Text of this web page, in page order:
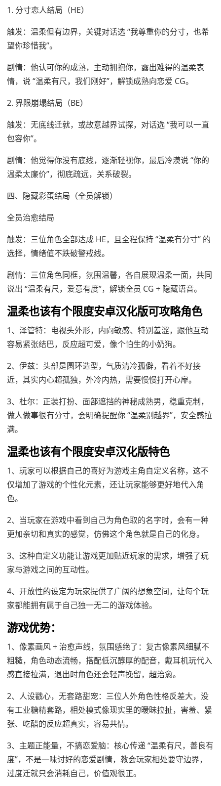
1. 分寸恋人结局（HE）
触发：温柔但有边界，关键对话选 “我尊重你的分寸，也希
望你珍惜我”。
剧情：他认可你的成熟，主动拥抱你，露出难得的温柔表
情，说 “温柔有尺，我们刚好”，解锁成熟向恋爱 CG。
2. 界限崩塌结局（BE）
触发：无底线迁就，或故意越界试探，对话选 “我可以一直
包容你”。
剧情：他觉得你没有底线，逐渐轻视你，最后冷漠说 “你的
温柔太廉价”，彻底疏远，关系破裂。
四、隐藏彩蛋结局（全员解锁）
全员治愈结局
触发：三位角色全部达成 HE，且全程保持 “温柔有分寸” 的
选择，情绪值不跌破警戒线。
剧情：三位角色同框，氛围温馨，各自展现温柔一面，共同
说出 “温柔有尺，爱意有度”，解锁全员 CG + 隐藏语音。
温柔也该有个限度安卓汉化版可攻略角色
1、泽管特：电视头外形，内向敏感、特别羞涩，跟他互动
容易紧张结巴，反应超可爱，像个怕生的小奶狗。
2、伊兹：头部是圆环造型，气质清冷孤僻，看着不好接
近，其实内心超孤独，外冷内热，需要慢慢打开心扉。
3、杜尔：正装打扮、面部遮挡的神秘成熟男，稳重克制，
做人做事很有分寸，会明确提醒你 “温柔别越界”，安全感拉
满。
温柔也该有个限度安卓汉化版特色
1、玩家可以根据自己的喜好为游戏主角自定义名称，这不
仅增加了游戏的个性化元素，还让玩家能够更好地代入角
色。
2、当玩家在游戏中看到自己为角色取的名字时，会有一种
更加亲切和真实的感觉，仿佛这个角色就是自己的化身。
3、这种自定义功能让游戏更加贴近玩家的需求，增强了玩
家与游戏之间的互动性。
4、开放性的设定为玩家提供了广阔的想象空间，让每个玩
家都能拥有属于自己独一无二的游戏体验。
游戏优势：
1、像素画风 + 治愈声线，氛围感绝了：复古像素风细腻不
粗糙，角色动态流畅，搭配低沉醇厚的配音，戴耳机玩代入
感直接拉满，退出时角色还会轻声挽留，超治愈。
2、人设戳心，无套路甜宠：三位人外角色性格反差大，没
有工业糖精套路，相处模式像现实里的暧昧拉扯，害羞、紧
张、吃醋的反应超真实，容易共情。
3、主题正能量，不搞恋爱脑：核心传递 “温柔有尺，善良有
度”，不是一味讨好的恋爱剧情，教会玩家相处要守边界，
过度迁就只会消耗自己，价值观很正。